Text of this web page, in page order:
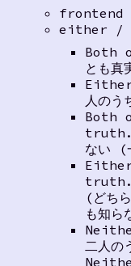
frontend /
either /
Both
とも真
人のう
Both
truth.
ない (
truth.
(どち
も知ら
二人の